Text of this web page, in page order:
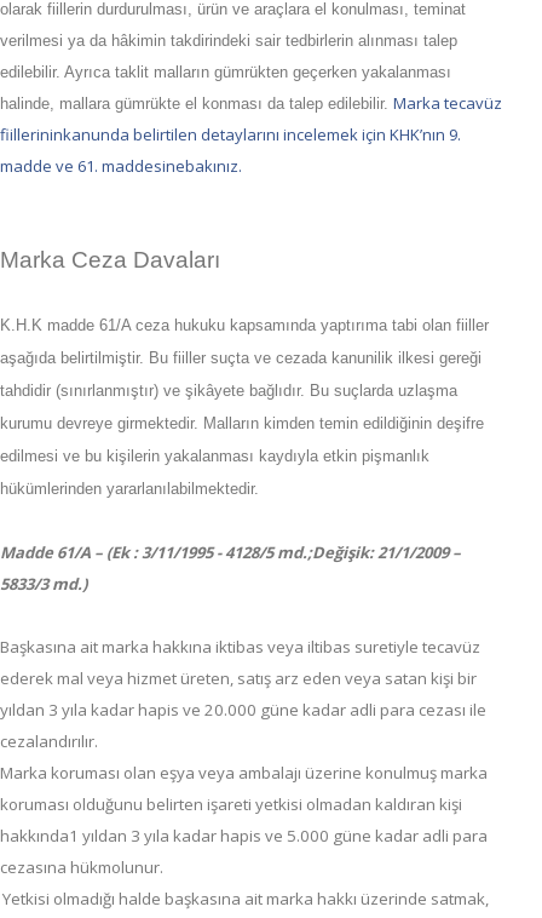
olarak fiillerin durdurulması, ürün ve araçlara el konulması, teminat
verilmesi ya da hâkimin takdirindeki sair tedbirlerin alınması talep
edilebilir. Ayrıca taklit malların gümrükten geçerken yakalanması
halinde, mallara gümrükte el konması da talep edilebilir. Marka tecavüz
fiillerininkanunda belirtilen detaylarını incelemek için KHK’nın 9.
madde ve 61. maddesinebakınız.
Marka Ceza Davaları
K.H.K madde 61/A ceza hukuku kapsamında yaptırıma tabi olan fiiller
aşağıda belirtilmiştir. Bu fiiller suçta ve cezada kanunilik ilkesi gereği
tahdidir (sınırlanmıştır) ve şikâyete bağlıdır. Bu suçlarda uzlaşma
kurumu devreye girmektedir. Malların kimden temin edildiğinin deşifre
edilmesi ve bu kişilerin yakalanması kaydıyla etkin pişmanlık
hükümlerinden yararlanılabilmektedir.
Madde 61/A – (Ek : 3/11/1995 - 4128/5 md.;Değişik: 21/1/2009 –
5833/3 md.)
Başkasına ait marka hakkına iktibas veya iltibas suretiyle tecavüz
ederek mal veya hizmet üreten, satış arz eden veya satan kişi bir
yıldan 3 yıla kadar hapis ve 20.000 güne kadar adli para cezası ile
cezalandırılır.
Marka koruması olan eşya veya ambalajı üzerine konulmuş marka
koruması olduğunu belirten işareti yetkisi olmadan kaldıran kişi
hakkında1 yıldan 3 yıla kadar hapis ve 5.000 güne kadar adli para
cezasına hükmolunur.
Yetkisi olmadığı halde başkasına ait marka hakkı üzerinde satmak,